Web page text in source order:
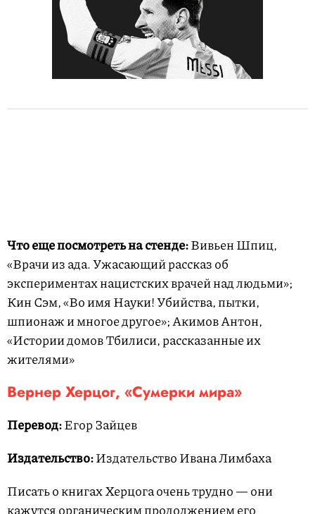
Что еще посмотреть на стенде:Вивьен Шпиц,
«Врачи из ада. Ужасающий рассказ об
экспериментах нацистских врачей над людьми»;
Кин Сэм, «Во имя Науки! Убийства, пытки,
шпионаж и многое другое»; Акимов Антон,
«Истории домов Тбилиси, рассказанные их
жителями»
Вернер Херцог, «Сумерки мира»
Перевод:Егор Зайцев
Издательство:Издательство Ивана Лимбаха
Писать о книгах Херцога очень трудно — они
кажутся органическим продолжением его